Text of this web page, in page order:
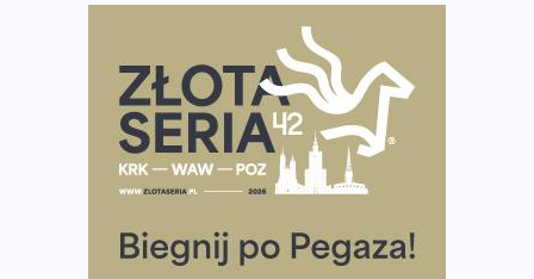
Praska 5k Run gospodarzem Mistrzostw Polski
Największy Bieg Powstania Warszawskiego w historii.
Ponad 12 tysięcy uczestników pobiegło dla Bohaterów!
Tętno vs tempo – czym kierować się w bieganiu?
Co ma dużo białka? Produkty, które warto włączyć do
Rozbiegany Olsztyn szykuje się na weekend z